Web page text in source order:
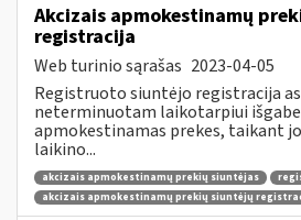
Akcizais apmokestinamų
registracija
Web turinio sąrašas 2023-04-05
Registruoto siuntėjo registracija
neterminuotam laikotarpiui
apmokestinamas prekes, taikant
laikino...
akcizais apmokestinamų prekių siuntėjas
akcizais apmokestinamų prekių siuntėjų